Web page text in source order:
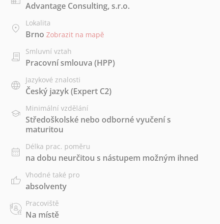
Advantage Consulting, s.r.o.
Lokalita
Brno Zobrazit na mapě
Smluvní vztah
Pracovní smlouva (HPP)
Jazykové znalosti
Český jazyk(Expert C2)
Minimální vzdělání
Středoškolské nebo odborné vyučení s
maturitou
Délka prac. poměru
na dobu neurčitou s nástupem možným ihned
Vhodné také pro
absolventy
Pracoviště
Na místě